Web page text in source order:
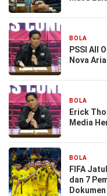
BOLA
PSSI All
Nova
BOLA
Erick
Media
BOLA
FIFA
dan 7
Dokumen